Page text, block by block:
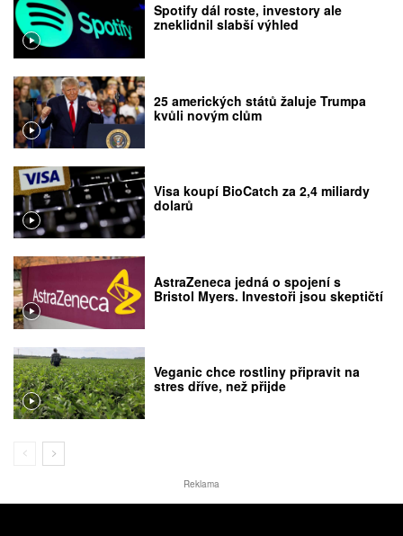
Spotify dál roste, investory ale
zneklidnil slabší výhled
25 amerických států žaluje Trumpa
kvůli novým clům
Visa koupí BioCatch za 2,4 miliardy
dolarů
AstraZeneca jedná o spojení s
Bristol Myers. Investoři jsou skeptičtí
Veganic chce rostliny připravit na
stres dříve, než přijde
Reklama